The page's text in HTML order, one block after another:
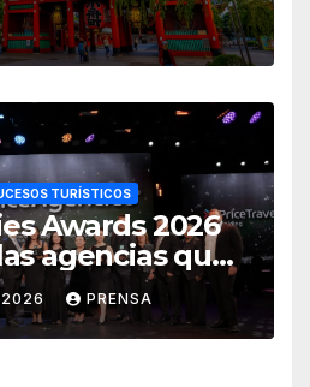
TURÍSTICOS
Awards 2026
agencias que
del
2026 PRENSA